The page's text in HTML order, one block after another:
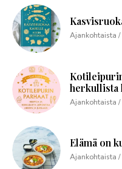
Ajankohtaista /
herkullista
Ajankohtaista /
Elämä on
Ajankohtaista /